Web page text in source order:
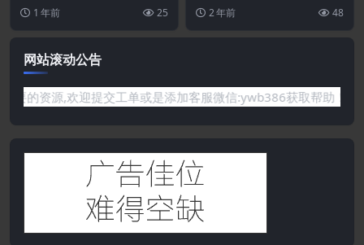
光： 丹·肯尼迪...
1 年前 25
购买的产品，或者即使...
2 年前 48
网站滚动公告
没有你需要的资源,欢迎提交工单或是添加客服微信:ywb386获取